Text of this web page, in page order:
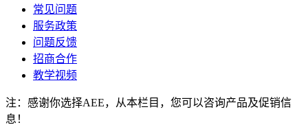
常见问题
服务政策
问题反馈
招商合作
教学视频
注： 感谢你选择AEE，从本栏目，您可以咨询产品及促销信
息！